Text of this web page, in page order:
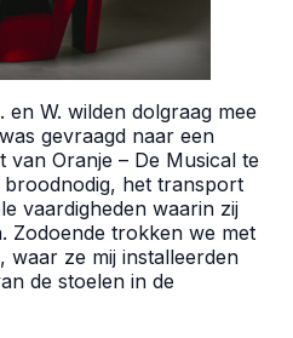
en W. wilden dolgraag mee
gevraagd naar een
Oranje – De Musical te
het transport
vaardigheden waarin zij
Zodoende trokken we met
waar ze mij installeerden
de stoelen in de